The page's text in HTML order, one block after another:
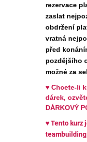
rezervace
zaslat
obdržení
vratná
před
pozdějšího
možné za
♥ Chcete-li
dárek,
DÁRKOVÝ
♥ Tento kurz